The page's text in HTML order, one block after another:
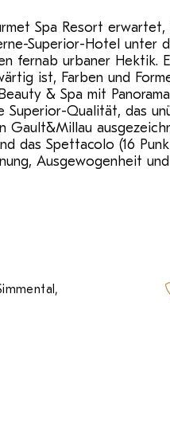
Spa Resort
Superior-Hotel unter
fernab urbaner Hektik.
ist, Farben und
& Spa mit
Qualität, das
Gault&Millau
das Spettacolo (16
Ausgewogenheit